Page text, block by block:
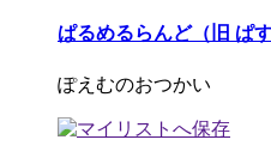
ぱるめるらんど（旧 ぱ
ぽえむのおつかい